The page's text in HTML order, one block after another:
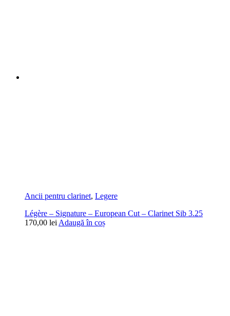
Ancii pentru clarinet, Legere
Légère – Signature – European Cut – Clarinet Sib 3.25
170,00 lei Adaugă în coș